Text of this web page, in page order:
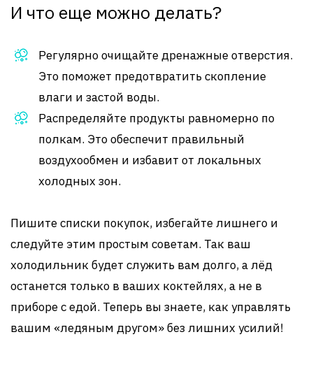
И что еще можно делать?
Регулярно очищайте дренажные отверстия.
Это поможет предотвратить скопление
влаги и застой воды.
Распределяйте продукты равномерно по
полкам. Это обеспечит правильный
воздухообмен и избавит от локальных
холодных зон.
Пишите списки покупок, избегайте лишнего и
следуйте этим простым советам. Так ваш
холодильник будет служить вам долго, а лёд
останется только в ваших коктейлях, а не в
приборе с едой. Теперь вы знаете, как управлять
вашим «ледяным другом» без лишних усилий!